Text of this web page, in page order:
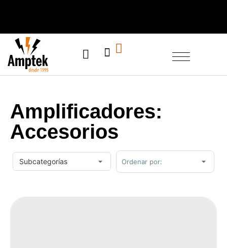
Amplificadores:
Accesorios
Sort Products